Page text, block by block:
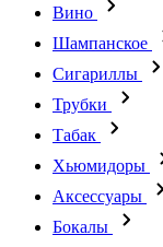
Вино
Шампанское
Сигариллы
Трубки
Табак
Хьюмидоры
Аксессуары
Бокалы